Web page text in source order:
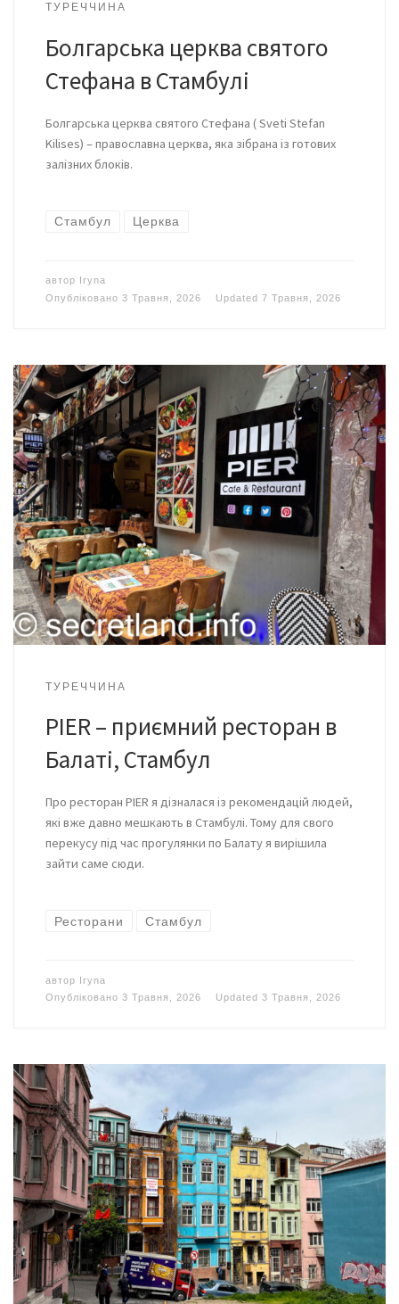
ТУРЕЧЧИНА
Болгарська церква святого
Стефана в Стамбулі
Болгарська церква святого Стефана ( Sveti Stefan
Kilises) – православна церква, яка зібрана із готових
залізних блоків.
Стамбул Церква
автор
Iryna
Опубліковано 3 Травня, 2026 Updated 7 Травня, 2026
ТУРЕЧЧИНА
PIER – приємний ресторан в
Балаті, Стамбул
Про ресторан PIER я дізналася із рекомендацій людей,
які вже давно мешкають в Стамбулі. Тому для свого
перекусу під час прогулянки по Балату я вирішила
зайти саме сюди.
Ресторани Стамбул
автор Iryna
Опубліковано 3 Травня, 2026 Updated 3 Травня, 2026